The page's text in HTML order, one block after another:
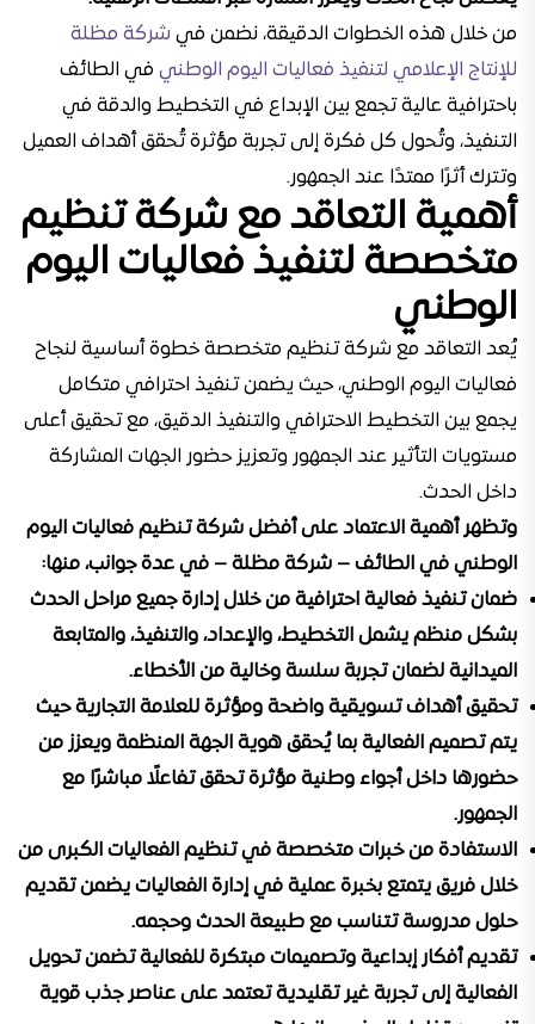
من خلال هذه الخطوات الدقيقة، نضمن في شركة مظلة
للإنتاج الإعلامي لتنفيذ فعاليات اليوم الوطني في الطائف
باحترافية عالية تجمع بين الإبداع في التخطيط والدقة في
التنفيذ، وتُحول كل فكرة إلى تجربة مؤثرة تُحقق أهداف العميل
وتترك أثرًا ممتدًا عند الجمهور.
أهمية التعاقد مع شركة تنظيم
متخصصة لتنفيذ فعاليات اليوم
الوطني
يُعد التعاقد مع شركة تنظيم متخصصة خطوة أساسية لنجاح
فعاليات اليوم الوطني، حيث يضمن تنفيذ احترافي متكامل
يجمع بين التخطيط الاحترافي والتنفيذ الدقيق، مع تحقيق أعلى
مستويات التأثير عند الجمهور وتعزيز حضور الجهات المشاركة
داخل الحدث.
وتظهر أهمية الاعتماد على أفضل شركة تنظيم فعاليات اليوم
الوطني في الطائف – شركة مظلة – في عدة جوانب، منها:
ضمان تنفيذ فعالية احترافية من خلال إدارة جميع مراحل الحدث
بشكل منظم يشمل التخطيط، والإعداد، والتنفيذ، والمتابعة
الميدانية لضمان تجربة سلسة وخالية من الأخطاء.
تحقيق أهداف تسويقية واضحة ومؤثرة للعلامة التجاريةحيث
يتم تصميم الفعالية بما يُحقق هوية الجهة المنظمة ويعزز من
حضورها داخل أجواء وطنية مؤثرة تحقق تفاعلًا مباشرًا مع
الجمهور.
الاستفادة من خبرات متخصصة في تنظيم الفعاليات الكبرى من
خلال فريق يتمتع بخبرة عملية في إدارة الفعاليات يضمن تقديم
حلول مدروسة تتناسب مع طبيعة الحدث وحجمه.
تقديم أفكار إبداعية وتصميمات مبتكرة للفعاليةتضمن تحويل
الفعالية إلى تجربة غير تقليدية تعتمد على عناصر جذب قوية